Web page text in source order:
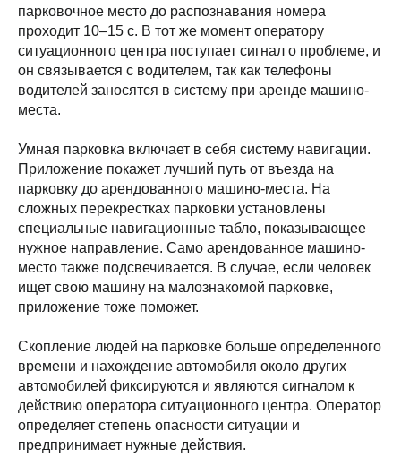
парковочное место до распознавания номера
проходит 10–15 с. В тот же момент оператору
ситуационного центра поступает сигнал о проблеме, и
он связывается с водителем, так как телефоны
водителей заносятся в систему при аренде машино-
места.
Умная парковка включает в себя систему навигации.
Приложение покажет лучший путь от въезда на
парковку до арендованного машино-места. На
сложных перекрестках парковки установлены
специальные навигационные табло, показывающее
нужное направление. Само арендованное машино-
место также подсвечивается. В случае, если человек
ищет свою машину на малознакомой парковке,
приложение тоже поможет.
Скопление людей на парковке больше определенного
времени и нахождение автомобиля около других
автомобилей фиксируются и являются сигналом к
действию оператора ситуационного центра. Оператор
определяет степень опасности ситуации и
предпринимает нужные действия.